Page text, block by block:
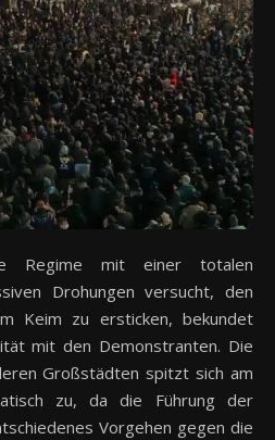
Drohungen versucht, den
Keim zu ersticken, bekundet
mit den Demonstranten. Die
Großstädten spitzt sich am
zu, da die Führung der
Vorgehen gegen die